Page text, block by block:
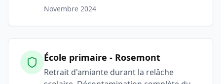
Novembre 2024
École primaire - Rosemont
Retrait d'amiante durant la relâche